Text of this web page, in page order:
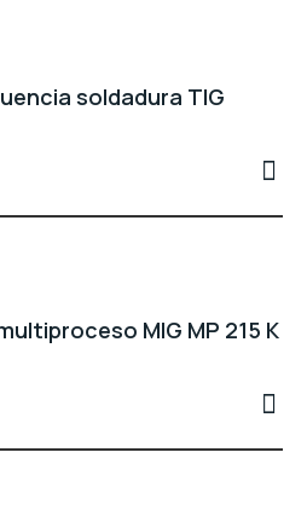
soldadura TIG
MIG MP 215 K